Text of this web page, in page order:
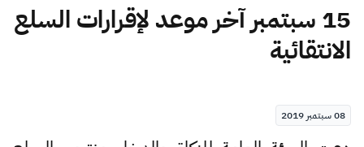
بحث
اقتراحات
الزكاة الجمارك
ضريبة القيمة المضافة
15 سبتمبر آخر موعد لإقرارات السلع
الانتقائية
08 سبتمبر 2019